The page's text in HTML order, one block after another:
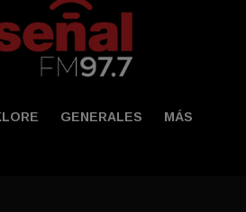
GENERALES MÁS